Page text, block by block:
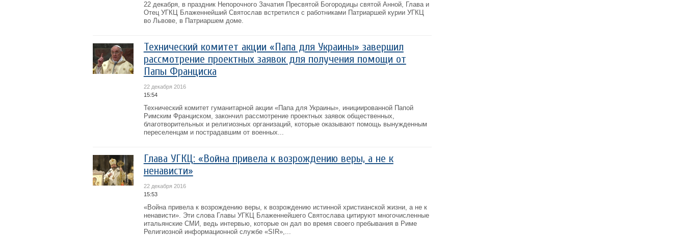
22 декабря, в праздник Непорочного Зачатия Пресвятой Богородицы святой Анной, Глава и
Отец УГКЦ Блаженнейший Святослав встретился с работниками Патриаршей курии УГКЦ
во Львове, в Патриаршем доме.
Технический комитет акции «Папа для Украины» завершил
рассмотрение проектных заявок для получения помощи от
Папы Франциска
22 декабря 2016
15:54
Технический комитет гуманитарной акции «Папа для Украины», инициированной Папой
Римским Франциском, закончил рассмотрение проектных заявок общественных,
благотворительных и религиозных организаций, которые оказывают помощь вынужденным
переселенцам и пострадавшим от военных...
Глава УГКЦ: «Война привела к возрождению веры, а не к
ненависти»
22 декабря 2016
15:53
«Война привела к возрождению веры, к возрождению истинной христианской жизни, а не к
ненависти». Эти слова Главы УГКЦ Блаженнейшего Святослава цитируют многочисленные
итальянские СМИ, ведь интервью, которые он дал во время своего пребывания в Риме
Религиозной информационной службе «SIR»,...